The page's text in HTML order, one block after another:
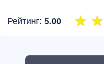
Рейтинг: 5.00